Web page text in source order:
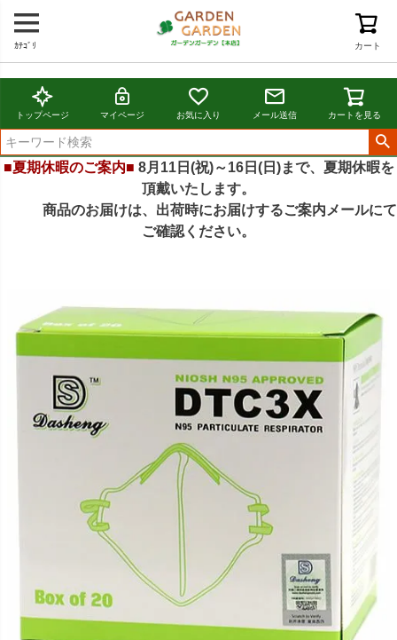
カート
ｶﾃｺﾞﾘ
トップページ マイページ お気に入り メール送信 カートを見る
■夏期休暇のご案内■ 8月11日(祝)～16日(日)まで、夏期休暇を
頂戴いたします。
商品のお届けは、出荷時にお届けするご案内メールにて
ご確認ください。